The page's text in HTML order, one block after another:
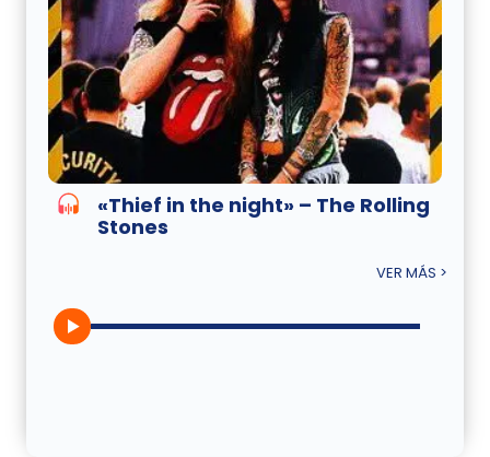
«Thief in the night» – The Rolling
Stones
VER MÁS >